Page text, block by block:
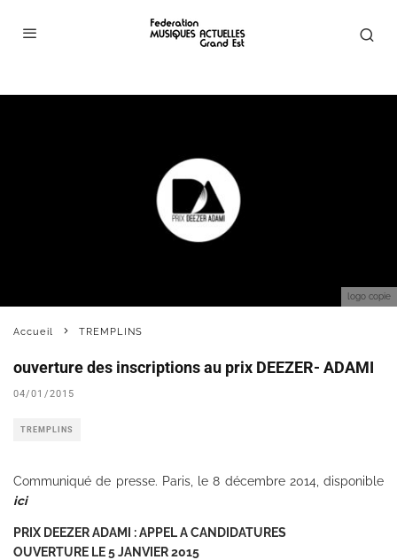
logo copie
Accueil TREMPLINS
ouverture des inscriptions au prix DEEZER- ADAMI
04/01/2015
TREMPLINS
Communiqué de presse. Paris, le 8 décembre 2014, disponible
ici
PRIX DEEZER ADAMI : APPEL A CANDIDATURES
OUVERTURE LE 5 JANVIER 2015